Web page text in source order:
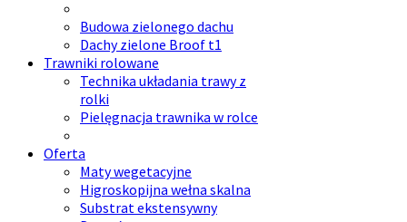
Budowa zielonego dachu
Dachy zielone Broof t1
Trawniki rolowane
Technika układania trawy z
rolki
Pielęgnacja trawnika w rolce
Oferta
Maty wegetacyjne
Higroskopijna wełna skalna
Substrat ekstensywny